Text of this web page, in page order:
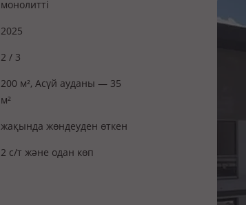
монолитті
2025
2 / 3
200 м², Асүй ауданы — 35
м²
жақында жөндеуден өткен
2 с/т және одан көп